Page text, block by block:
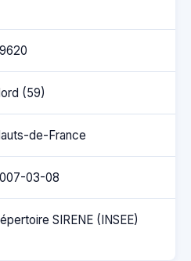
(59)
de-France
03-08
SIRENE (INSEE)